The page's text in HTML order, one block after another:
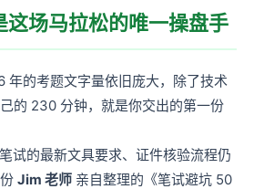
这场马拉松的唯一操盘手
年的考题文字量依旧庞大，除了技术
的 230 分钟，就是你交出的第一份
试的最新文具要求、证件核验流程仍
Jim 老师亲自整理的《笔试避坑 50